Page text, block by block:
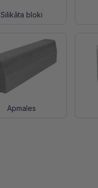
Silikāta bloki
Apmales